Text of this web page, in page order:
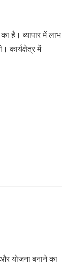
है। व्यापार में लाभ
कार्यक्षेत्र में
योजना बनाने का